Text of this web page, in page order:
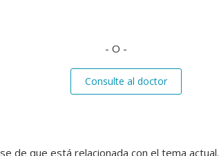
- O -
Consulte al doctor
de que está relacionada con el tema actual.